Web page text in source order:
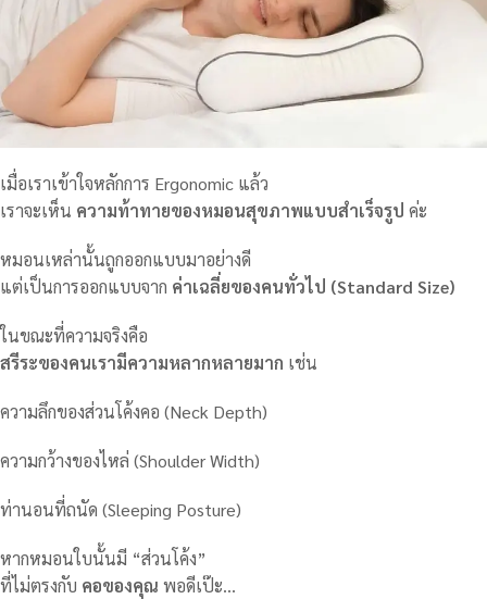
เมื่อเราเข้าใจหลักการ Ergonomic แล้ว
เราจะเห็น ความท้าทายของหมอนสุขภาพแบบสำเร็จรูป ค่ะ
หมอนเหล่านั้นถูกออกแบบมาอย่างดี
แต่เป็นการออกแบบจาก ค่าเฉลี่ยของคนทั่วไป (Standard Size)
ในขณะที่ความจริงคือ
สรีระของคนเรามีความหลากหลายมาก เช่น
ความลึกของส่วนโค้งคอ (Neck Depth)
ความกว้างของไหล่ (Shoulder Width)
ท่านอนที่ถนัด (Sleeping Posture)
หากหมอนใบนั้นมี “ส่วนโค้ง”
ที่ไม่ตรงกับ คอของคุณ พอดีเป๊ะ…